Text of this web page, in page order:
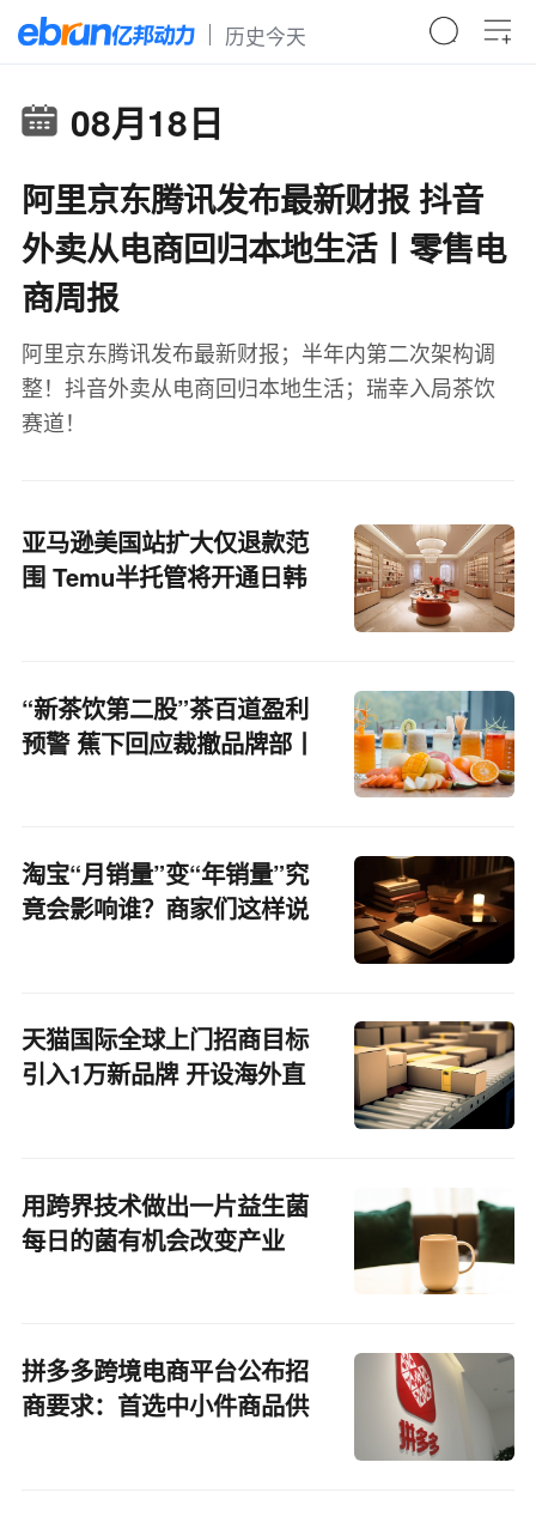
历史今天
08月18日
阿里京东腾讯发布最新财报 抖音
外卖从电商回归本地生活丨零售电
商周报
阿里京东腾讯发布最新财报；半年内第二次架构调
整！抖音外卖从电商回归本地生活；瑞幸入局茶饮
赛道！
亚马逊美国站扩大仅退款范
围 Temu半托管将开通日韩
“新茶饮第二股”茶百道盈利
预警 蕉下回应裁撤品牌部丨
淘宝“月销量”变“年销量”究
竟会影响谁？商家们这样说
天猫国际全球上门招商目标
引入1万新品牌 开设海外直
用跨界技术做出一片益生菌
每日的菌有机会改变产业
拼多多跨境电商平台公布招
商要求：首选中小件商品供